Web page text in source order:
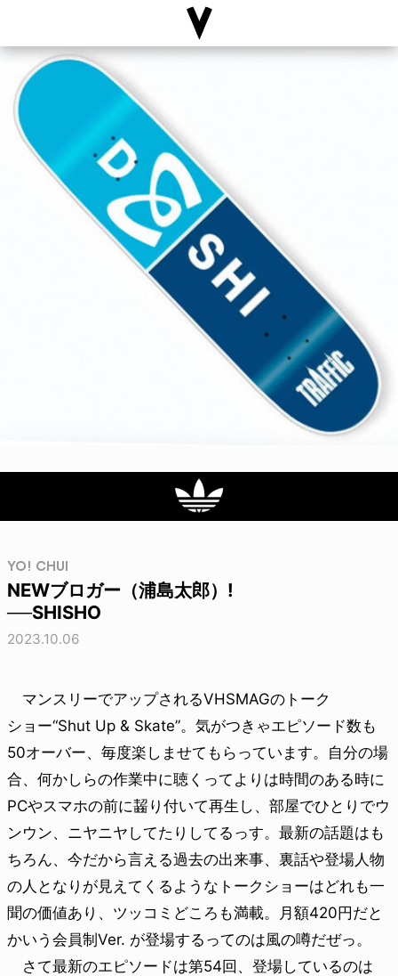
YO! CHUI
NEWブロガー（浦島太郎）!
──SHISHO
2023.10.06
マンスリーでアップされるVHSMAGのトーク
ショー“Shut Up & Skate”。気がつきゃエピソード数も
50オーバー、毎度楽しませてもらっています。自分の場
合、何かしらの作業中に聴くってよりは時間のある時に
PCやスマホの前に齧り付いて再生し、部屋でひとりでウ
ンウン、ニヤニヤしてたりしてるっす。最新の話題はも
ちろん、今だから言える過去の出来事、裏話や登場人物
の人となりが見えてくるようなトークショーはどれも一
聞の価値あり、ツッコミどころも満載。月額420円だと
かいう会員制Ver. が登場するってのは風の噂だぜっ。
さて最新のエピソードは第54回、登場しているのは